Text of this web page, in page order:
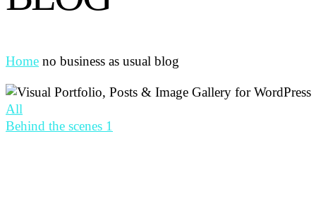
Home no business as usual blog
All
Behind the scenes 1